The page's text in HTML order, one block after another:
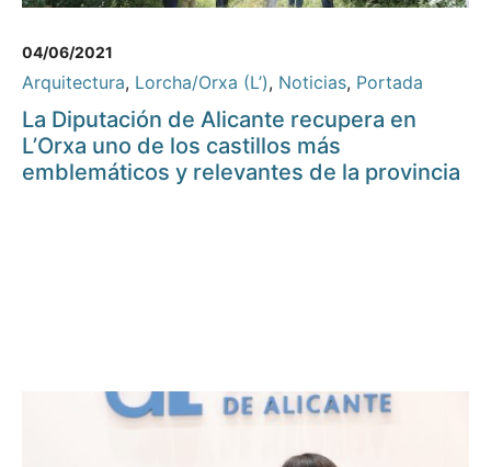
04/06/2021
Arquitectura, Lorcha/Orxa (L’), Noticias, Portada
La Diputación de Alicante recupera en
L’Orxa uno de los castillos más
emblemáticos y relevantes de la provincia